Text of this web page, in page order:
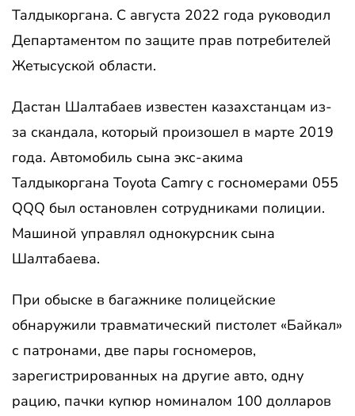
Талдыкоргана. С августа 2022 года руководил
Департаментом по защите прав потребителей
Жетысуской области.
Дастан Шалтабаев известен казахстанцам из-
за скандала, который произошел в марте 2019
года. Автомобиль сына экс-акима
Талдыкоргана Toyota Camry с госномерами 055
QQQ был остановлен сотрудниками полиции.
Машиной управлял однокурсник сына
Шалтабаева.
При обыске в багажнике полицейские
обнаружили травматический пистолет «Байкал»
с патронами, две пары госномеров,
зарегистрированных на другие авто, одну
рацию, пачки купюр номиналом 100 долларов